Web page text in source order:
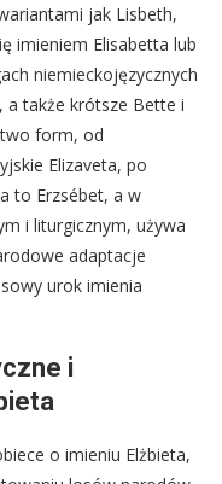
jak Lisbeth,
imieniem Elisabetta lub
niemieckojęzycznych
a także krótsze Bette i
form, od
Elizaveta, po
to Erzsébet, a w
i liturgicznym, używa
adaptacje
urok imienia
i
o imieniu Elżbieta,